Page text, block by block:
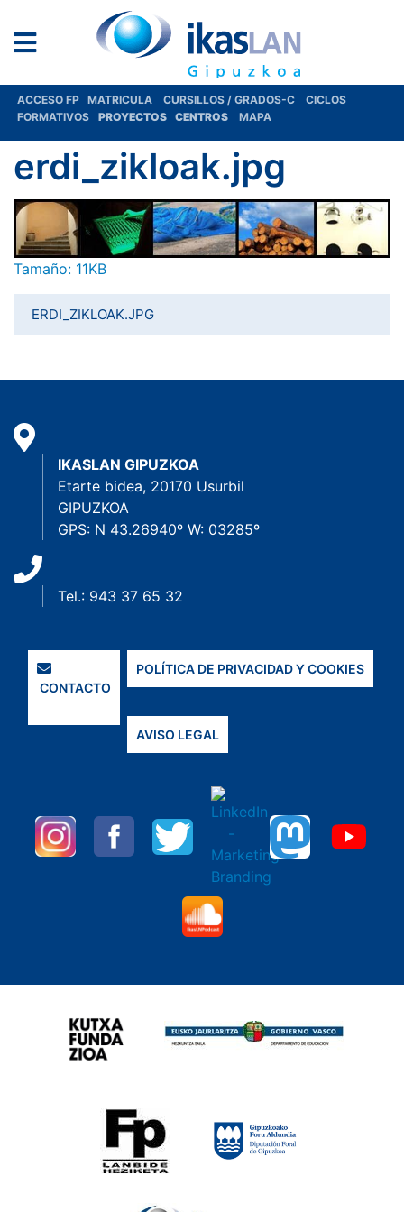
ACCESO FP MATRICULA CURSILLOS / GRADOS-C
CICLOS
FORMATIVOS
PROYECTOS CENTROS MAPA
erdi_zikloak.jpg
Haga clic aquí para ver la imagen a tamaño completo…
Tamaño: 11KB
ERDI_ZIKLOAK.JPG
IKASLAN GIPUZKOA
Etarte bidea, 20170 Usurbil
GIPUZKOA
GPS: N 43.26940º W: 03285º
Tel.: 943 37 65 32
CONTACTO
POLÍTICA DE PRIVACIDAD Y COOKIES
AVISO LEGAL